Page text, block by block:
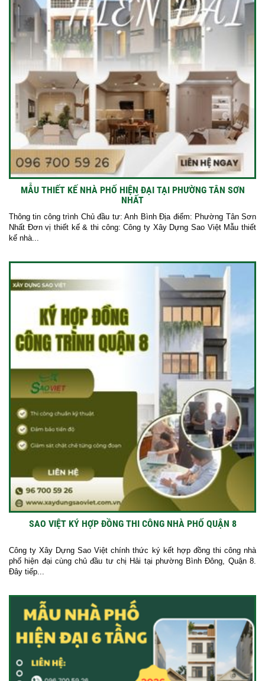
MẪU THIẾT KẾ NHÀ PHỐ HIỆN ĐẠI TẠI PHƯỜNG TÂN SƠN
NHẤT
Thông tin công trình Chủ đầu tư: Anh Bình Địa điểm: Phường Tân Sơn
Nhất Đơn vị thiết kế & thi công: Công ty Xây Dựng Sao Việt Mẫu thiết
kế nhà...
SAO VIỆT KÝ HỢP ĐỒNG THI CÔNG NHÀ PHỐ QUẬN 8
Công ty Xây Dựng Sao Việt chính thức ký kết hợp đồng thi công nhà
phố hiện đại cùng chủ đầu tư chị Hải tại phường Bình Đông, Quận 8.
Đây tiếp...